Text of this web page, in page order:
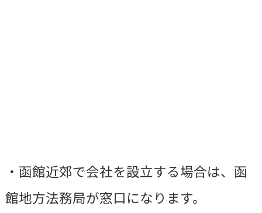
・函館近郊で会社を設立する場合は、函
館地方法務局が窓口になります。